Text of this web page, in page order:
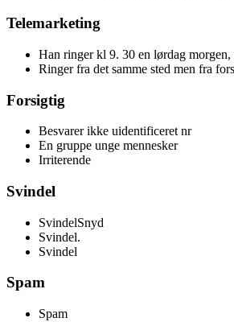
Telemarketing
Han ringer kl 9. 30 en lørdag
Ringer fra det samme sted men fra
Forsigtig
Besvarer ikke uidentificeret nr
En gruppe unge mennesker
Irriterende
Svindel
SvindelSnyd
Svindel.
Svindel
Spam
Spam